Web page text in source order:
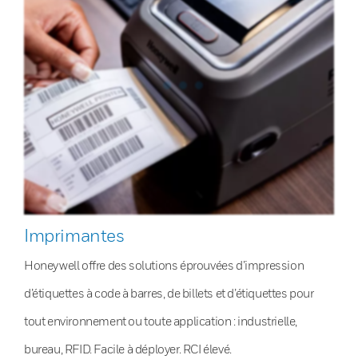
Imprimantes
Honeywell offre des solutions éprouvées d’impression
d’étiquettes à code à barres, de billets et d’étiquettes pour
tout environnement ou toute application : industrielle,
bureau, RFID. Facile à déployer. RCI élevé.